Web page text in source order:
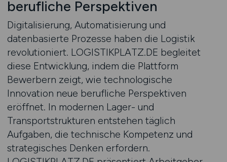
berufliche Perspektiven
Digitalisierung, Automatisierung und
datenbasierte Prozesse haben die Logistik
revolutioniert. LOGISTIKPLATZ.DE begleitet
diese Entwicklung, indem die Plattform
Bewerbern zeigt, wie technologische
Innovation neue berufliche Perspektiven
eröffnet. In modernen Lager- und
Transportstrukturen entstehen täglich
Aufgaben, die technische Kompetenz und
strategisches Denken erfordern.